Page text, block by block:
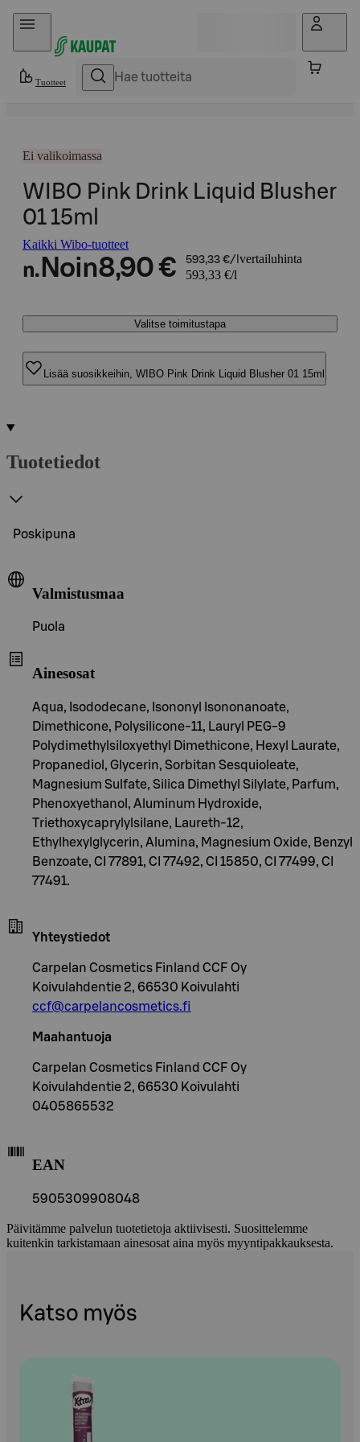
Hyppää sisältöön
Tuotteet
Ei valikoimassa
WIBO Pink Drink Liquid Blusher
01 15ml
Kaikki Wibo-tuotteet
n. Noin8,90 € 593,33 €/l vertailuhinta
593,33 €/l
Valitse toimitustapa
Lisää suosikkeihin, WIBO Pink Drink Liquid Blusher 01 15ml
Tuotetiedot
Poskipuna
Valmistusmaa
Puola
Ainesosat
Aqua, Isododecane, Isononyl Isononanoate,
Dimethicone, Polysilicone-11, Lauryl PEG-9
Polydimethylsiloxyethyl Dimethicone, Hexyl Laurate,
Propanediol, Glycerin, Sorbitan Sesquioleate,
Magnesium Sulfate, Silica Dimethyl Silylate, Parfum,
Phenoxyethanol, Aluminum Hydroxide,
Triethoxycaprylylsilane, Laureth-12,
Ethylhexylglycerin, Alumina, Magnesium Oxide, Benzyl
Benzoate, CI 77891, CI 77492, CI 15850, CI 77499, CI
77491.
Yhteystiedot
Carpelan Cosmetics Finland CCF Oy
Koivulahdentie 2, 66530 Koivulahti
ccf@carpelancosmetics.fi
Maahantuoja
Carpelan Cosmetics Finland CCF Oy
Koivulahdentie 2, 66530 Koivulahti
0405865532
EAN
5905309908048
Päivitämme palvelun tuotetietoja aktiivisesti. Suosittelemme
kuitenkin tarkistamaan ainesosat aina myös myyntipakkauksesta.
Katso myös